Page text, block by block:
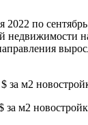
2022 по
недвижимости
за м2
за м2